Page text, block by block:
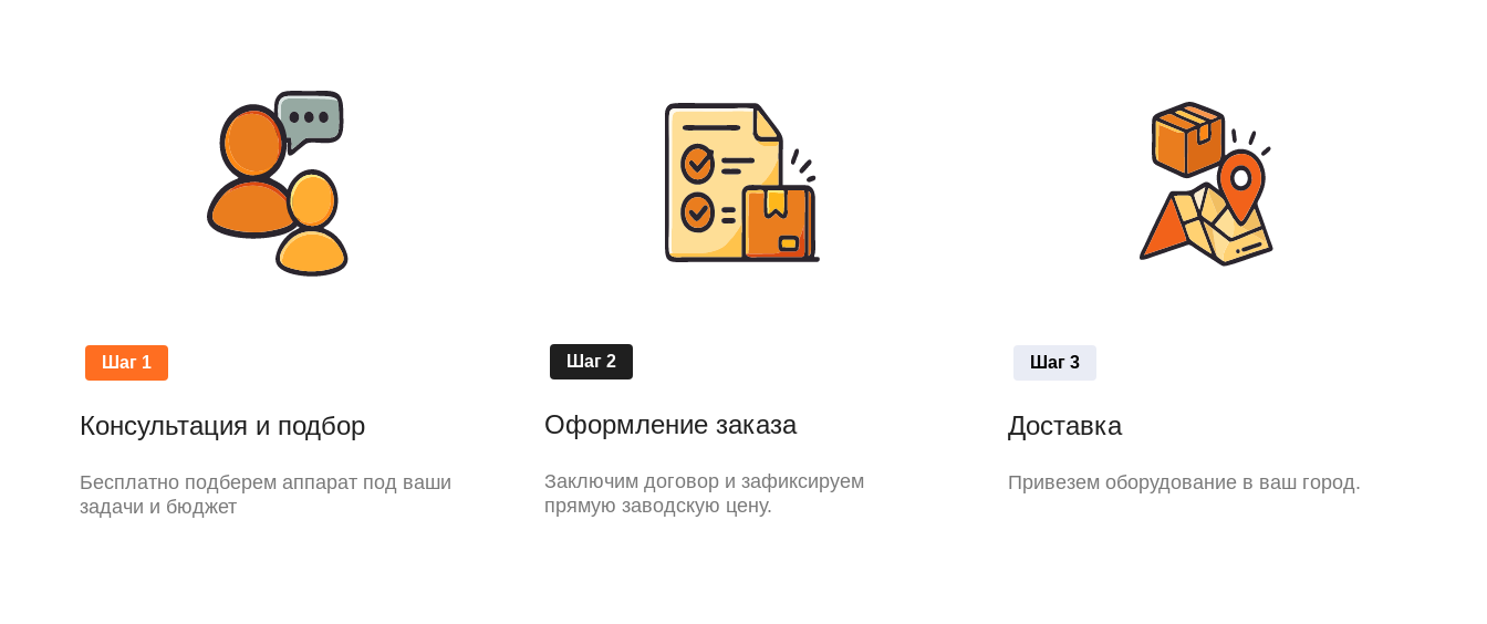
Шаг 3
Привезем оборудование в ваш город.
Доставка
Шаг 2
Заключим договор и зафиксируем
прямую заводскую цену.
Оформление заказа
Шаг 1
Бесплатно подберем аппарат под ваши
задачи и бюджет
Консультация и подбор